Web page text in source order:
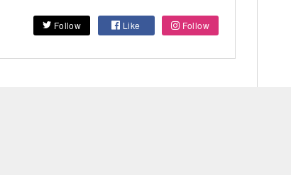
Follow Like Follow